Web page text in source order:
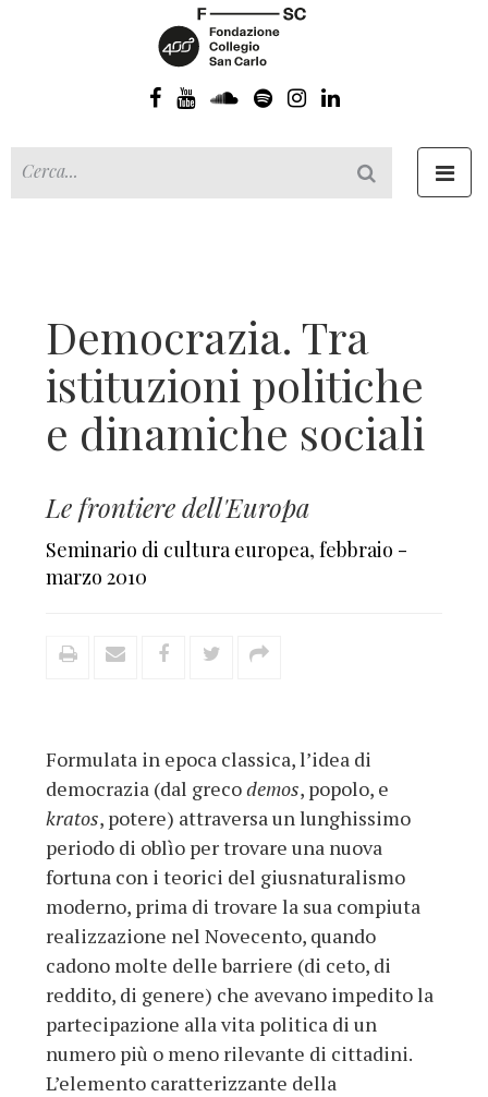
Democrazia. Tra
istituzioni politiche
e dinamiche sociali
Le frontiere dell'Europa
Seminario di cultura europea, febbraio -
marzo 2010
Formulata in epoca classica, l’idea di
democrazia (dal grecodemos, popolo, e
kratos, potere) attraversa un lunghissimo
periodo di oblìo per trovare una nuova
fortuna con i teorici del giusnaturalismo
moderno, prima di trovare la sua compiuta
realizzazione nel Novecento, quando
cadono molte delle barriere (di ceto, di
reddito, di genere) che avevano impedito la
partecipazione alla vita politica di un
numero più o meno rilevante di cittadini.
L’elemento caratterizzante della